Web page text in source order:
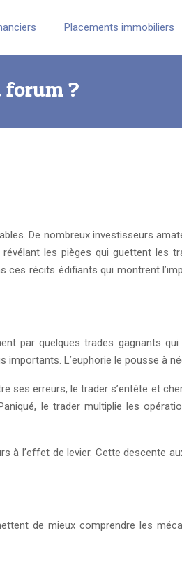
Placements immobiliers
forum ?
De nombreux investisseurs
les pièges qui guettent les
récits édifiants qui montrent
par quelques trades gagnants
L’euphorie le pousse à
erreurs, le trader s’entête et
le trader multiplie les
l’effet de levier. Cette descente
de mieux comprendre les